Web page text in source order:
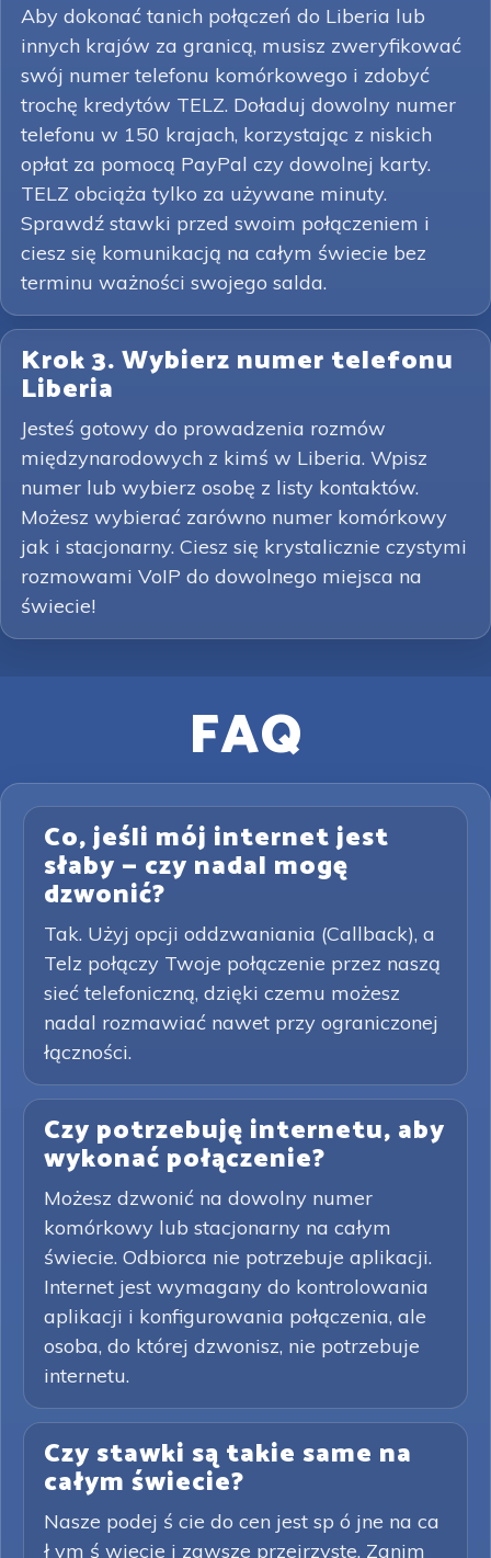
Aby dokonać tanich połączeń do Liberia lub
innych krajów za granicą, musisz zweryfikować
swój numer telefonu komórkowego i zdobyć
trochę kredytów TELZ. Doładuj dowolny numer
telefonu w 150 krajach, korzystając z niskich
opłat za pomocą PayPal czy dowolnej karty.
TELZ obciąża tylko za używane minuty.
Sprawdź stawki przed swoim połączeniem i
ciesz się komunikacją na całym świecie bez
terminu ważności swojego salda.
Krok 3. Wybierz numer telefonu
Liberia
Jesteś gotowy do prowadzenia rozmów
międzynarodowych z kimś w Liberia. Wpisz
numer lub wybierz osobę z listy kontaktów.
Możesz wybierać zarówno numer komórkowy
jak i stacjonarny. Ciesz się krystalicznie czystymi
rozmowami VoIP do dowolnego miejsca na
świecie!
FAQ
Co, jeśli mój internet jest
słaby — czy nadal mogę
dzwonić?
Tak. Użyj opcji oddzwaniania (Callback), a
Telz połączy Twoje połączenie przez naszą
sieć telefoniczną, dzięki czemu możesz
nadal rozmawiać nawet przy ograniczonej
łączności.
Czy potrzebuję internetu, aby
wykonać połączenie?
Możesz dzwonić na dowolny numer
komórkowy lub stacjonarny na całym
świecie. Odbiorca nie potrzebuje aplikacji.
Internet jest wymagany do kontrolowania
aplikacji i konfigurowania połączenia, ale
osoba, do której dzwonisz, nie potrzebuje
internetu.
Czy stawki są takie same na
całym świecie?
Nasze podej ś cie do cen jest sp ó jne na ca
ł ym ś wiecie i zawsze przejrzyste. Zanim